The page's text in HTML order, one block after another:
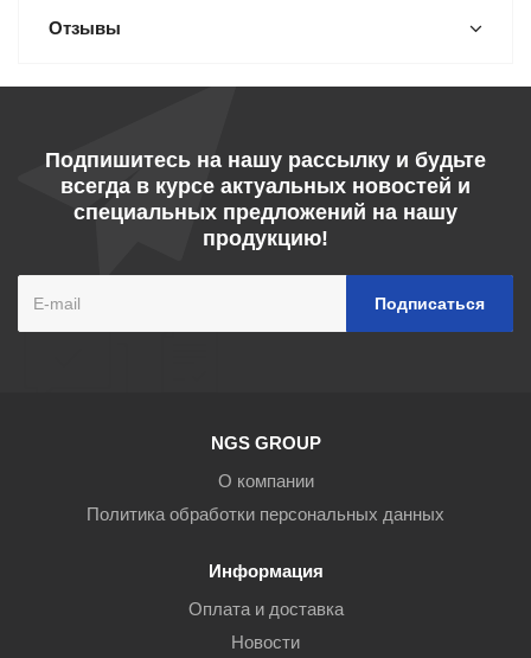
Отзывы
Подпишитесь на нашу рассылку и будьте
всегда в курсе актуальных новостей и
специальных предложений на нашу
продукцию!
NGS GROUP
О компании
Политика обработки персональных данных
Информация
Оплата и доставка
Новости